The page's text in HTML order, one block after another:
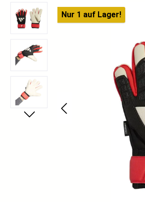
Bildergalerie überspringen
Nur 1 auf Lager!